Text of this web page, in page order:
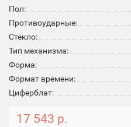
Пол:
Противоударные:
Стекло:
Тип механизма:
Форма:
Формат времени:
Циферблат:
17 543 р.